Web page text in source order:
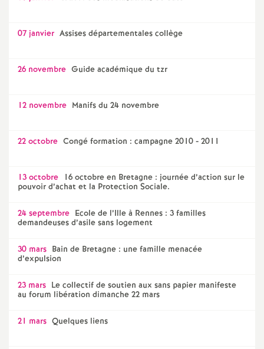
07 janvier Assises départementales collège
26 novembre Guide académique du tzr
12 novembre Manifs du 24 novembre
22 octobre Congé formation : campagne 2010 - 2011
13 octobre 16 octobre en Bretagne : journée d’action sur le
pouvoir d’achat et la Protection Sociale.
24 septembre Ecole de l’Ille à Rennes : 3 familles
demandeuses d’asile sans logement
30 mars Bain de Bretagne : une famille menacée
d’expulsion
23 mars Le collectif de soutien aux sans papier manifeste
au forum libération dimanche 22 mars
21 mars Quelques liens